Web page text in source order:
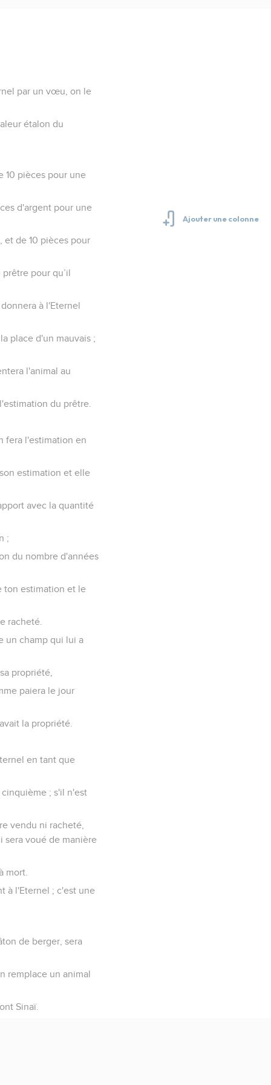
par un vœu, on le
étalon du
10 pièces pour une
d'argent pour une
et de 10 pièces pour
pour qu’il
à l'Eternel
place d'un mauvais ;
l'animal au
du prêtre.
fera l'estimation en
estimation et elle
avec la quantité
;
du nombre d'années
ton estimation et le
racheté.
un champ qui lui a
propriété,
paiera le jour
la propriété.
en tant que
; s'il n'est
vendu ni racheté,
sera voué de manière
mort.
à l'Eternel ; c'est une
de berger, sera
remplace un animal
Sinaï.